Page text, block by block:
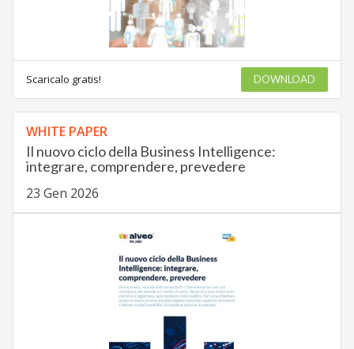
Scaricalo gratis! DOWNLOAD
WHITE PAPER
Il nuovo ciclo della Business Intelligence:
integrare, comprendere, prevedere
23 Gen 2026